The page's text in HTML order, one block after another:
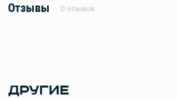
Отзывы 0 отзывов
ДРУГИЕ